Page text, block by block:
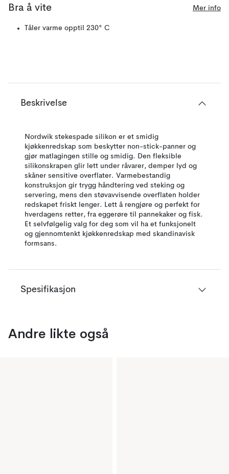
Bra å vite Mer info
Tåler varme opptil 230° C
Beskrivelse
Nordwik stekespade silikon er et smidig
kjøkkenredskap som beskytter non-stick-panner og
gjør matlagingen stille og smidig. Den fleksible
silikonskrapen glir lett under råvarer, demper lyd og
skåner sensitive overflater. Varmebestandig
konstruksjon gir trygg håndtering ved steking og
servering, mens den støvavvisende overflaten holder
redskapet friskt lenger. Lett å rengjøre og perfekt for
hverdagens retter, fra eggerøre til pannekaker og fisk.
Et selvfølgelig valg for deg som vil ha et funksjonelt
og gjennomtenkt kjøkkenredskap med skandinavisk
formsans.
Spesifikasjon
Andre likte også